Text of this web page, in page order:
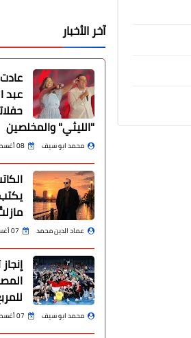
آخر الأخبار
عبد
"الليثي" والمخلصين
محمد ابو سيف 08 أغسطس 2026
عماد الدين محمد 07 أغسطس 2026
محمد ابو سيف 07 أغسطس 2026